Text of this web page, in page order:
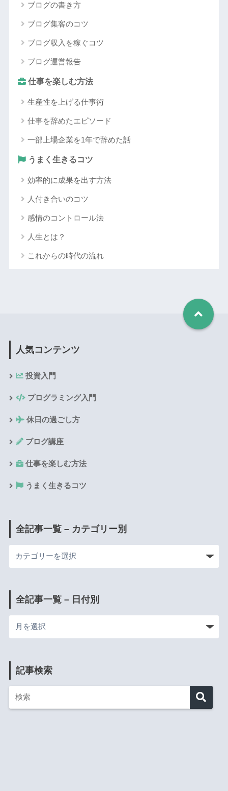
ブログの書き方
ブログ集客のコツ
ブログ収入を稼ぐコツ
ブログ運営報告
仕事を楽しむ方法
生産性を上げる仕事術
仕事を辞めたエピソード
一部上場企業を1年で辞めた話
うまく生きるコツ
効率的に成果を出す方法
人付き合いのコツ
感情のコントロール法
人生とは？
これからの時代の流れ
人気コンテンツ
投資入門
プログラミング入門
休日の過ごし方
ブログ講座
仕事を楽しむ方法
うまく生きるコツ
全記事一覧 – カテゴリー別
全記事一覧 – 日付別
記事検索